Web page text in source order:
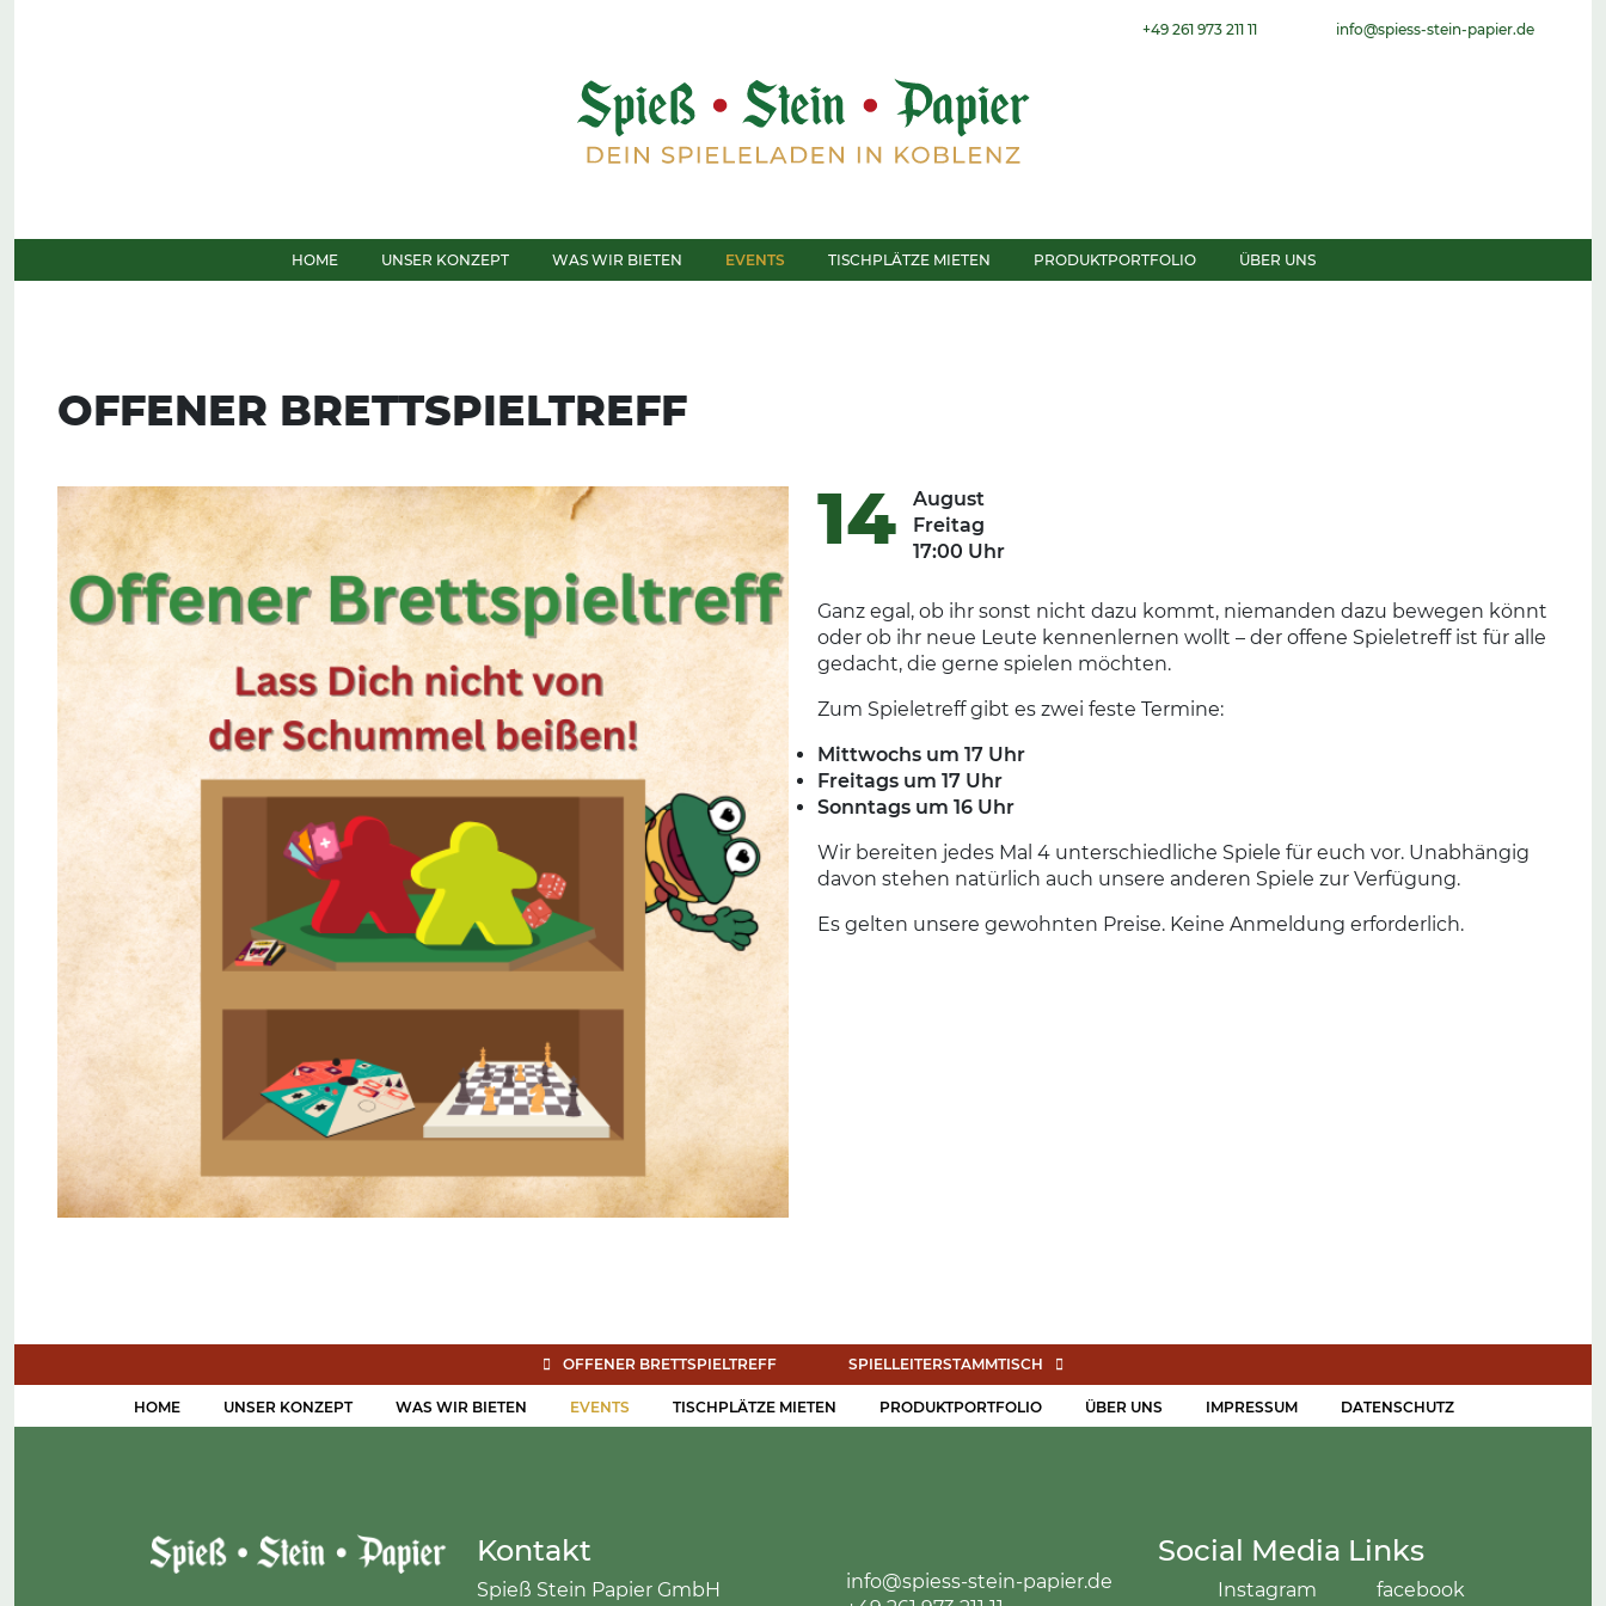
+49 261 973 211 11 info@spiess-stein-papier.de
HOME UNSER KONZEPT WAS WIR BIETEN EVENTS TISCHPLÄTZE MIETEN PRODUKTPORTFOLIO ÜBER UNS
OFFENER BRETTSPIELTREFF
14
August
Freitag
17:00 Uhr
Ganz egal, ob ihr sonst nicht dazu kommt, niemanden dazu bewegen könnt
oder ob ihr neue Leute kennenlernen wollt – der offene Spieletreff ist für alle
gedacht, die gerne spielen möchten.
Zum Spieletreff gibt es zwei feste Termine:
Mittwochs um 17 Uhr
Freitags um 17 Uhr
Sonntags um 16 Uhr
Wir bereiten jedes Mal 4 unterschiedliche Spiele für euch vor. Unabhängig
davon stehen natürlich auch unsere anderen Spiele zur Verfügung.
Es gelten unsere gewohnten Preise. Keine Anmeldung erforderlich.
OFFENER BRETTSPIELTREFF SPIELLEITERSTAMMTISCH
HOME UNSER KONZEPT WAS WIR BIETEN EVENTS TISCHPLÄTZE MIETEN PRODUKTPORTFOLIO ÜBER UNS IMPRESSUM DATENSCHUTZ
Kontakt
Spieß Stein Papier GmbH
info@spiess-stein-papier.de
Social Media Links
Instagram facebook